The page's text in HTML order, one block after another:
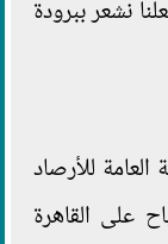
نشعر ببرودة
للأرصاد
على القاهرة